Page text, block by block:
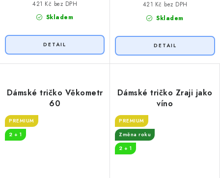
Skladem
421 Kč bez DPH
Skladem
421 Kč bez DPH
Dámské tričko Věkometr
60
PREMIUM
2 + 1
Dámské tričko Zraji jako
víno
PREMIUM
Změna roku
2 + 1